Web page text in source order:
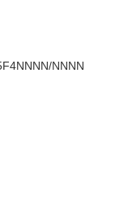
NNNN